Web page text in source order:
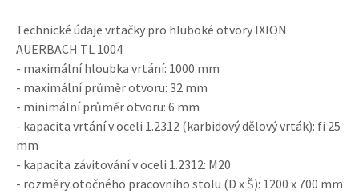
Technické údaje vrtačky pro hluboké otvory IXION
AUERBACH TL 1004
- maximální hloubka vrtání: 1000 mm
- maximální průměr otvoru: 32 mm
- minimální průměr otvoru: 6 mm
- kapacita vrtání v oceli 1.2312 (karbidový dělový vrták): fi 25
mm
- kapacita závitování v oceli 1.2312: M20
- rozměry otočného pracovního stolu (D x Š): 1200 x 700 mm